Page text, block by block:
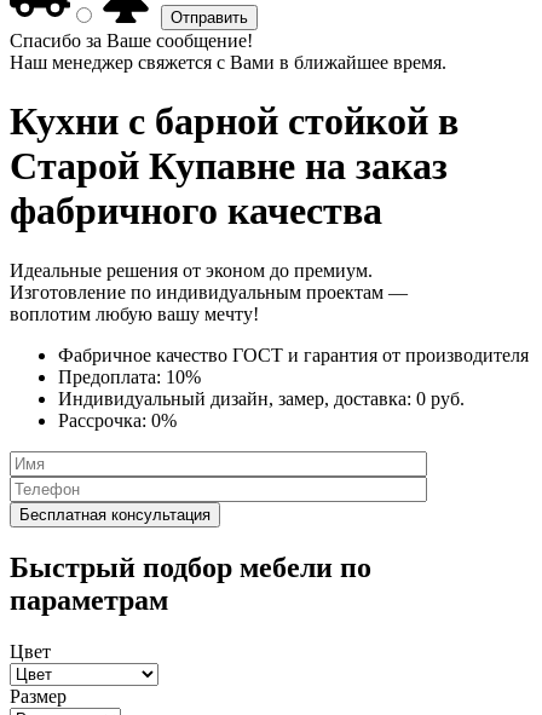
Спасибо за Ваше сообщение!
Наш менеджер свяжется с Вами в ближайшее время.
Кухни с барной стойкой в
Старой Купавне на заказ
фабричного качества
Идеальные решения от эконом до премиум.
Изготовление по индивидуальным проектам —
воплотим любую вашу мечту!
Фабричное качество ГОСТ и гарантия от производителя
Предоплата: 10%
Индивидуальный дизайн, замер, доставка: 0 руб.
Рассрочка: 0%
Быстрый подбор мебели по
параметрам
Цвет
Размер